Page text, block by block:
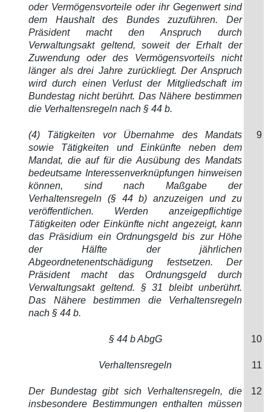
oder Vermögensvorteile oder ihr Gegenwert sind
dem Haushalt des Bundes zuzuführen. Der
Präsident macht den Anspruch durch
Verwaltungsakt geltend, soweit der Erhalt der
Zuwendung oder des Vermögensvorteils nicht
länger als drei Jahre zurückliegt. Der Anspruch
wird durch einen Verlust der Mitgliedschaft im
Bundestag nicht berührt. Das Nähere bestimmen
die Verhaltensregeln nach § 44 b.
(4) Tätigkeiten vor Übernahme des Mandats
sowie Tätigkeiten und Einkünfte neben dem
Mandat, die auf für die Ausübung des Mandats
bedeutsame Interessenverknüpfungen hinweisen
können, sind nach Maßgabe der
Verhaltensregeln (§ 44 b) anzuzeigen und zu
veröffentlichen. Werden anzeigepflichtige
Tätigkeiten oder Einkünfte nicht angezeigt, kann
das Präsidium ein Ordnungsgeld bis zur Höhe
der Hälfte der jährlichen
Abgeordnetenentschädigung festsetzen. Der
Präsident macht das Ordnungsgeld durch
Verwaltungsakt geltend. § 31 bleibt unberührt.
Das Nähere bestimmen die Verhaltensregeln
nach § 44 b.
9
§ 44 b AbgG 10
Verhaltensregeln 11
Der Bundestag gibt sich Verhaltensregeln, die
insbesondere Bestimmungen enthalten müssen
12